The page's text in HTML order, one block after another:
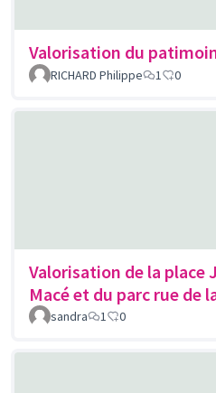
Valorisation du
RICHARD Philippe
1 0
Valorisation de la place
Macé et du parc rue de
sandra
1 0